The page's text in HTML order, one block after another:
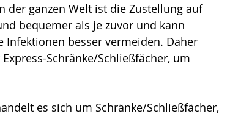
der ganzen Welt ist die Zustellung auf
bequemer als je zuvor und kann
besser vermeiden. Daher
Schränke/Schließfächer, um
es sich um Schränke/Schließfächer,